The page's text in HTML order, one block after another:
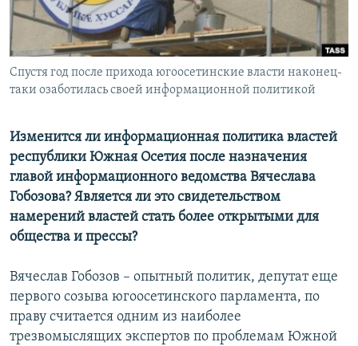
СПОРТ
БЛОГИ
ГОЛОСА
ЧИТАЕМ ПРЕССУ
АРХИВ РАДИОПРОГРАММЫ
Все сайты РСЕ/РС
Спустя год после прихода югоосетинские власти наконец-
таки озаботилась своей информационной политикой
Изменится ли информационная политика властей
республики Южная Осетия после назначения
главой информационного ведомства Вячеслава
Гобозова? Является ли это свидетельством
намерений властей стать более открытыми для
общества и прессы?
Вячеслав Гобозов – опытный политик, депутат еще
первого созыва югоосетинского парламента, по
праву считается одним из наиболее
трезвомыслящих экспертов по проблемам Южной